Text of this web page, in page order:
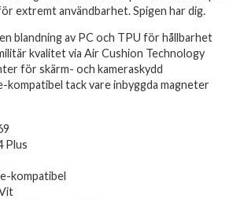
extremt användbarhet. Spigen har dig.
blandning av PC och TPU för hållbarhet
kvalitet via Air Cushion Technology
för skärm- och kameraskydd
kompatibel tack vare inbyggda magneter
Plus
kompatibel